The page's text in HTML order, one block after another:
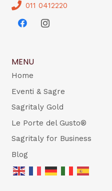
011 0412220
MENU
Home
Eventi & Sagre
Sagritaly Gold
Le Porte del Gusto®
Sagritaly for Business
Blog